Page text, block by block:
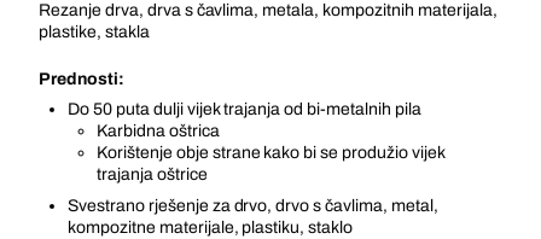
Rezanje drva, drva s čavlima, metala, kompozitnih materijala,
plastike, stakla
Prednosti:
Do 50 puta dulji vijek trajanja od bi-metalnih pila
Karbidna oštrica
Korištenje obje strane kako bi se produžio vijek
trajanja oštrice
Svestrano rješenje za drvo, drvo s čavlima, metal,
kompozitne materijale, plastiku, staklo